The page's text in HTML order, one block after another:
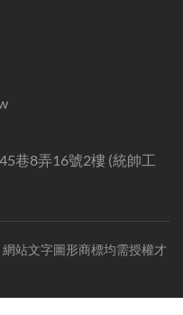
巷8弄16號2樓 (統帥工
站文字圖形商標均需授權才